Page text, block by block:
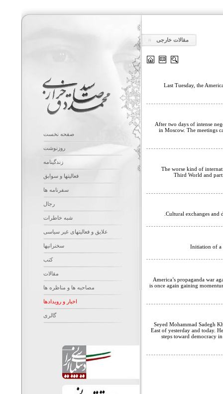
مقالات خارجی
Last Tuesday, the
After two days of intense
in Moscow. The meetings
The worse kind of
Third World and
Cultural exchanges and
Initiation of a
America’s propaganda war
is once again gaining
Seyed Mohammad Sadegh
East of yesterday and today.
steps toward democracy
صفحه نخست
روزنوشت
زندگینامه
فعالیتها و سوابق
سفرنامه ها
رجال
شبه خاطرات
علایق و فعالیتهای غیر سیاسی
سخنرانیها
کتب
مقالات
مصاحبه ها و مناظره ها
اخبار و رویدادها
گالری